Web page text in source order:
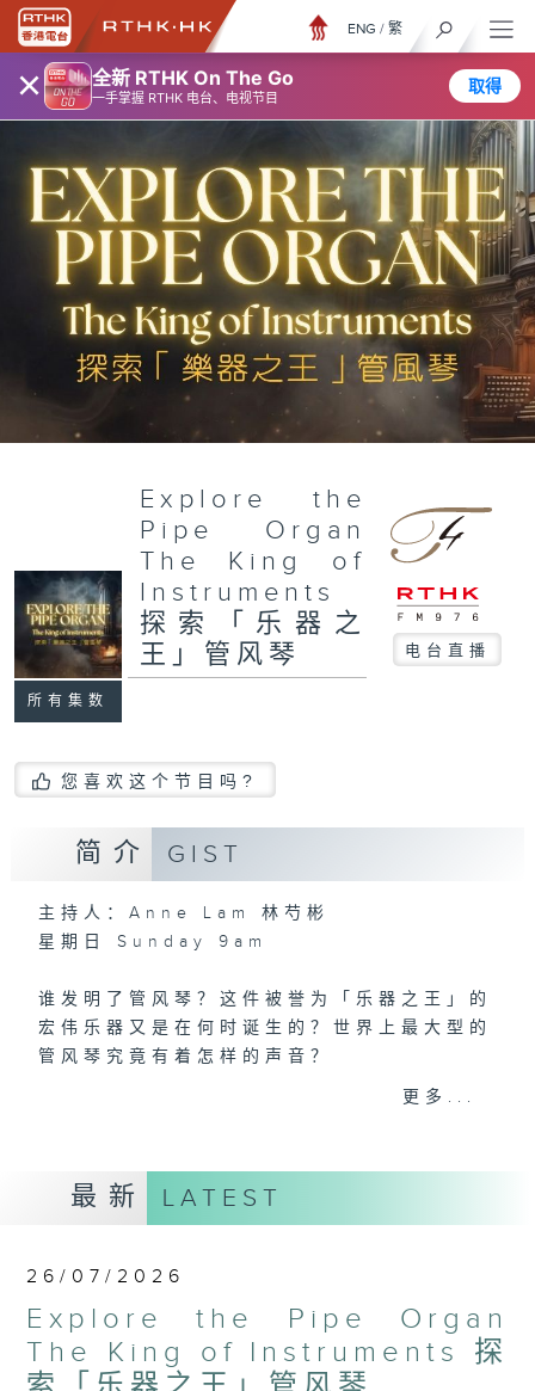
× 全新 RTHK On The Go
一手掌握 RTHK 电台、电视节目
取得
ENG / 繁
所有集数
Explore the
Pipe Organ
The King of
Instruments
探索「乐器之
王」管风琴
电台直播
您喜欢这个节目吗?
简介 GIST
主持人：Anne Lam 林芍彬
星期日 Sunday 9am
谁发明了管风琴？这件被誉为「乐器之王」的
宏伟乐器又是在何时诞生的？世界上最大型的
管风琴究竟有着怎样的声音？
旅。节目将带你探索这件壮丽乐器的悠久历史与精妙
将会了解管风琴独特的运作原理与结构，包括多层键
盘、脚踏板，以及最关键、能塑造其独特音色的各式
风琴管。
更多...
最新 LATEST
26/07/2026
Explore the Pipe Organ
The King of Instruments 探